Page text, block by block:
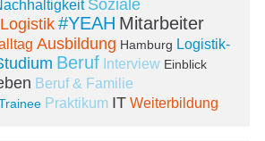
Soziale
Logistik #YEAH Mitarbeiter
Ausbildung Hamburg Logistik-
Beruf Interview Einblick
Beruf & Familie
Praktikum IT Weiterbildung